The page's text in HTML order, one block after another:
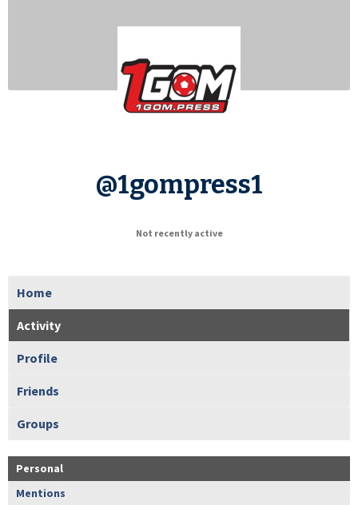
@1gompress1
Not recently active
Home
Activity
Profile
Friends
Groups
Personal
Mentions